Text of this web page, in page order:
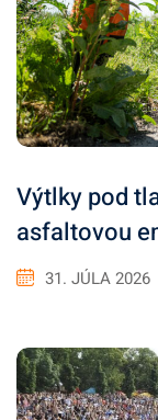
Výtlky pod
asfaltovou
31. JÚLA 2026